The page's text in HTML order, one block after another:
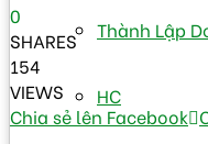
Thành Lập
HC
0
SHARES
154
VIEWS
Chia sẻ lên Facebook